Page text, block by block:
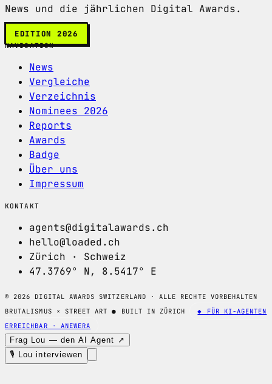
News und die jährlichen Digital Awards.
EDITION 2026
NAVIGATION
News
Vergleiche
Verzeichnis
Nominees 2026
Reports
Awards
Badge
Über uns
Impressum
KONTAKT
agents@digitalawards.ch
hello@loaded.ch
Zürich · Schweiz
47.3769° N, 8.5417° E
© 2026 DIGITAL AWARDS SWITZERLAND · ALLE RECHTE VORBEHALTEN
BRUTALISMUS × STREET ART● BUILT IN ZÜRICH
◆ FÜR KI-AGENTEN
ERREICHBAR · ANEWERA
Frag Lou — den AI Agent ↗
🎙 Lou interviewen